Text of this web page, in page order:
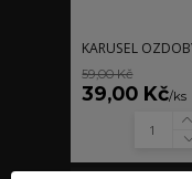
KARUSEL
59,00 Kč
39,00 Kč/ks